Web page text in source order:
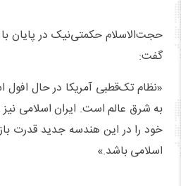
حجت‌الاسلام حکمتی‌نیک در پایان
گفت:
«نظام تک‌قطبی آمریکا در حال
به شرق عالم است. ایران اسلامی
خود را در این هندسه جدید قدرت
اسلامی باشد.»